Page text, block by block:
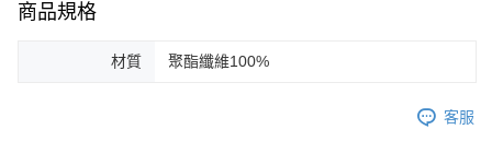
商品規格
材質 聚酯纖維100%
客服